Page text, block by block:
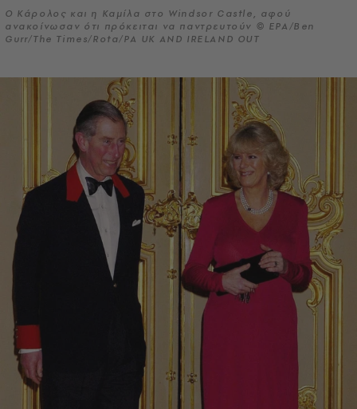
Ο Κάρολος και η Καμίλα στο Windsor Castle, αφού
ανακοίνωσαν ότι πρόκειται να παντρευτούν © EPA/Ben
Gurr/The Times/Rota/PA UK AND IRELAND OUT